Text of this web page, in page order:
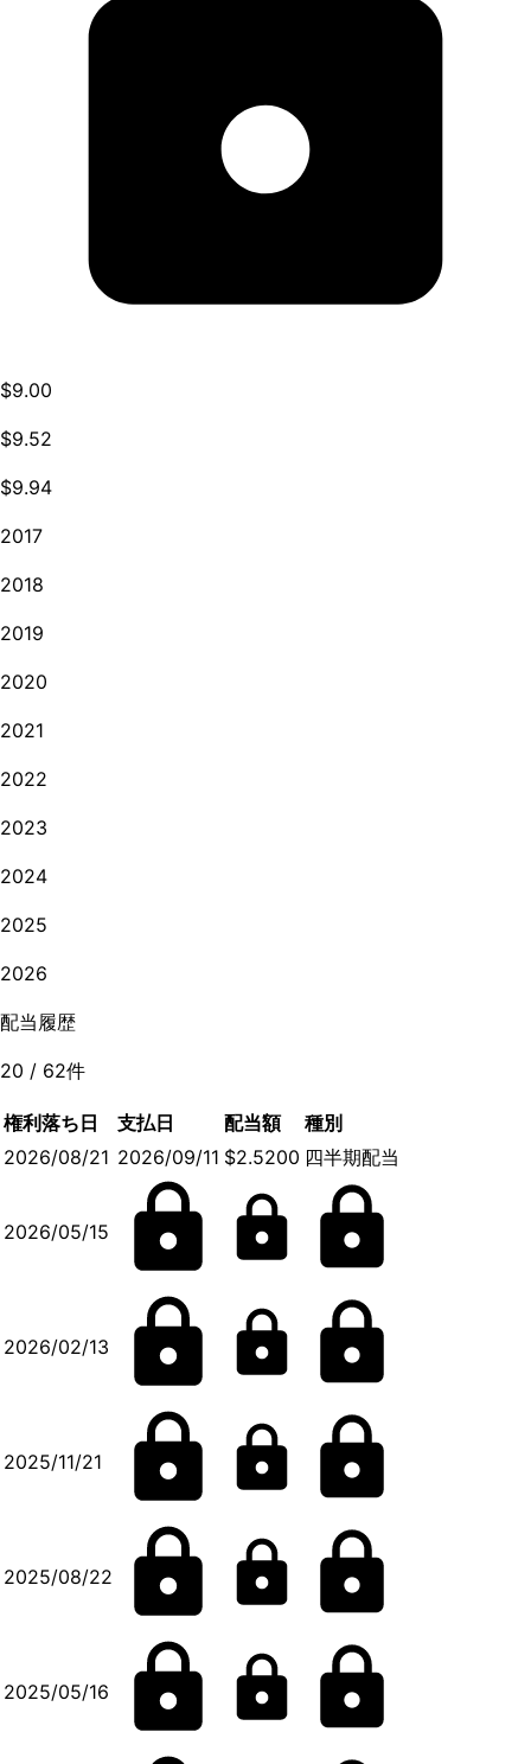
$9.00
$9.52
$9.94
2017
2018
2019
2020
2021
2022
2023
2024
2025
2026
配当履歴
20 / 62件
権利落ち日 支払日 配当額
種別
2026/08/21 2026/09/11 $2.5200 四半期配当
2026/05/15
2026/02/13
2025/11/21
2025/08/22
2025/05/16